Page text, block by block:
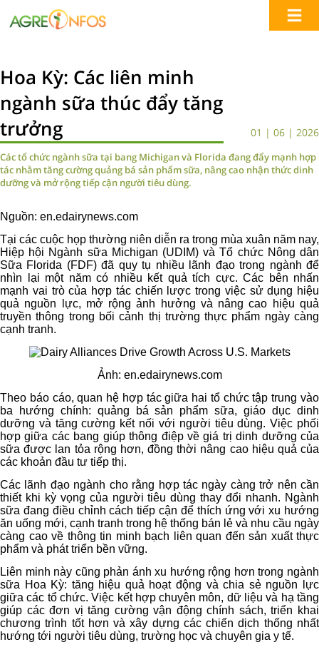
Hoa Kỳ: Các liên minh
ngành sữa thúc đẩy tăng
trưởng
01 | 06 | 2026
Các tổ chức ngành sữa tại bang Michigan và Florida đang đẩy mạnh hợp
tác nhằm tăng cường quảng bá sản phẩm sữa, nâng cao nhận thức dinh
dưỡng và mở rộng tiếp cận người tiêu dùng.
Nguồn: en.edairynews.com
Tại các cuộc họp thường niên diễn ra trong mùa xuân năm nay,
Hiệp hội Ngành sữa Michigan (UDIM) và Tổ chức Nông dân
Sữa Florida (FDF) đã quy tụ nhiều lãnh đạo trong ngành để
nhìn lại một năm có nhiều kết quả tích cực. Các bên nhấn
mạnh vai trò của hợp tác chiến lược trong việc sử dụng hiệu
quả nguồn lực, mở rộng ảnh hưởng và nâng cao hiệu quả
truyền thông trong bối cảnh thị trường thực phẩm ngày càng
cạnh tranh.
Ảnh: en.edairynews.com
Theo báo cáo, quan hệ hợp tác giữa hai tổ chức tập trung vào
ba hướng chính: quảng bá sản phẩm sữa, giáo dục dinh
dưỡng và tăng cường kết nối với người tiêu dùng. Việc phối
hợp giữa các bang giúp thông điệp về giá trị dinh dưỡng của
sữa được lan tỏa rộng hơn, đồng thời nâng cao hiệu quả của
các khoản đầu tư tiếp thị.
Các lãnh đạo ngành cho rằng hợp tác ngày càng trở nên cần
thiết khi kỳ vọng của người tiêu dùng thay đổi nhanh. Ngành
sữa đang điều chỉnh cách tiếp cận để thích ứng với xu hướng
ăn uống mới, cạnh tranh trong hệ thống bán lẻ và nhu cầu ngày
càng cao về thông tin minh bạch liên quan đến sản xuất thực
phẩm và phát triển bền vững.
Liên minh này cũng phản ánh xu hướng rộng hơn trong ngành
sữa Hoa Kỳ: tăng hiệu quả hoạt động và chia sẻ nguồn lực
giữa các tổ chức. Việc kết hợp chuyên môn, dữ liệu và hạ tầng
giúp các đơn vị tăng cường vận động chính sách, triển khai
chương trình tốt hơn và xây dựng các chiến dịch thống nhất
hướng tới người tiêu dùng, trường học và chuyên gia y tế.